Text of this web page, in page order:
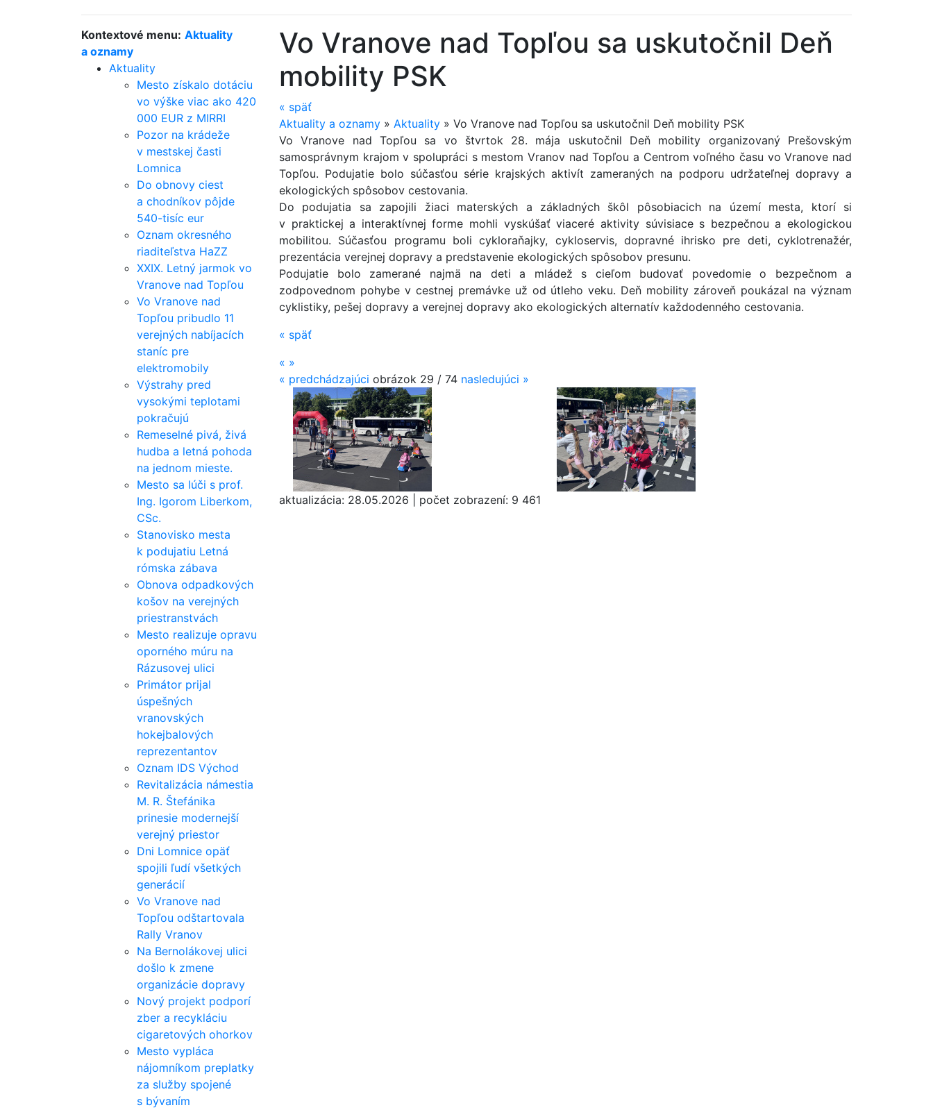
Kontextové menu: Aktuality
a oznamy
Aktuality
Mesto získalo dotáciu
vo výške viac ako 420
000 EUR z MIRRI
Pozor na krádeže
v mestskej časti
Lomnica
Do obnovy ciest
a chodníkov pôjde
540-tisíc eur
Oznam okresného
riaditeľstva HaZZ
XXIX. Letný jarmok vo
Vranove nad Topľou
Vo Vranove nad
Topľou pribudlo 11
verejných nabíjacích
staníc pre
elektromobily
Výstrahy pred
vysokými teplotami
pokračujú
Remeselné pivá, živá
hudba a letná pohoda
na jednom mieste.
Mesto sa lúči s prof.
Ing. Igorom Liberkom,
CSc.
Stanovisko mesta
k podujatiu Letná
rómska zábava
Obnova odpadkových
košov na verejných
priestranstvách
Mesto realizuje opravu
oporného múru na
Rázusovej ulici
Primátor prijal
úspešných
vranovských
hokejbalových
reprezentantov
Oznam IDS Východ
Revitalizácia námestia
M. R. Štefánika
prinesie modernejší
verejný priestor
Dni Lomnice opäť
spojili ľudí všetkých
generácií
Vo Vranove nad
Topľou odštartovala
Rally Vranov
Na Bernolákovej ulici
došlo k zmene
organizácie dopravy
Nový projekt podporí
zber a recykláciu
cigaretových ohorkov
Mesto vypláca
nájomníkom preplatky
za služby spojené
s bývaním
Vo Vranove nad Topľou sa uskutočnil Deň
mobility PSK
« späť
Aktuality a oznamy » Aktuality » Vo Vranove nad Topľou sa uskutočnil Deň mobility PSK
Vo Vranove nad Topľou sa vo štvrtok 28. mája uskutočnil Deň mobility organizovaný Prešovským
samosprávnym krajom v spolupráci s mestom Vranov nad Topľou a Centrom voľného času vo Vranove nad
Topľou. Podujatie bolo súčasťou série krajských aktivít zameraných na podporu udržateľnej dopravy a
ekologických spôsobov cestovania.
Do podujatia sa zapojili žiaci materských a základných škôl pôsobiacich na území mesta, ktorí si
v praktickej a interaktívnej forme mohli vyskúšať viaceré aktivity súvisiace s bezpečnou a ekologickou
mobilitou. Súčasťou programu boli cykloraňajky, cykloservis, dopravné ihrisko pre deti, cyklotrenažér,
prezentácia verejnej dopravy a predstavenie ekologických spôsobov presunu.
Podujatie bolo zamerané najmä na deti a mládež s cieľom budovať povedomie o bezpečnom a
zodpovednom pohybe v cestnej premávke už od útleho veku. Deň mobility zároveň poukázal na význam
cyklistiky, pešej dopravy a verejnej dopravy ako ekologických alternatív každodenného cestovania.
« späť
« »
« predchádzajúci obrázok 29 / 74 nasledujúci »
aktualizácia: 28.05.2026 počet zobrazení: 9 461